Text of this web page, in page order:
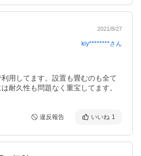
2021/8/27
kiy********さん
用してます。設置も畳むのも全て
耐久性も問題なく重宝してます。
違反報告 いいね 1